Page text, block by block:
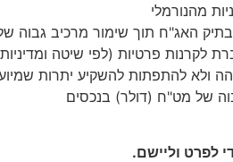
מהנורמלי
האג"ח תוך שימור מרכיב גבוה
לקרנות פרטיות (לפי שיטה
ולא להתפתות להשקיע יתרות
של מט"ח (דולר) בנכסים
לפרט וליישם.